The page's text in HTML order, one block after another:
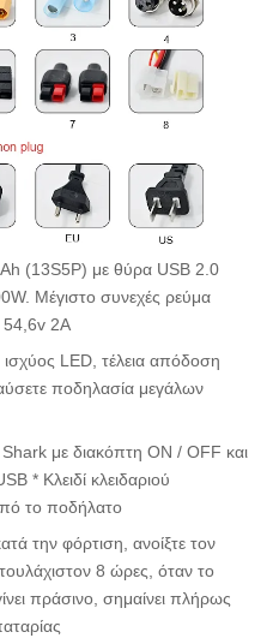
(13S5P) με θύρα USB 2.0
Μέγιστο συνεχές ρεύμα
54,6v 2A
LED, τέλεια απόδοση
ποδηλασία μεγάλων
με διακόπτη ON / OFF και
* Κλειδί κλειδαριού
το ποδήλατο
την φόρτιση, ανοίξτε τον
8 ώρες, όταν το
πράσινο, σημαίνει πλήρως